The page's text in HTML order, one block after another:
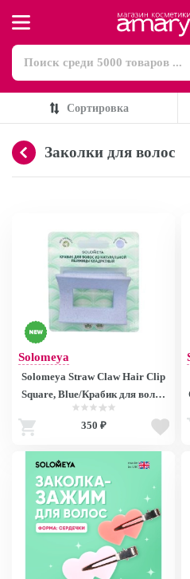
Сортировка
Заколки для волос
Solomeya
Solomeya Straw Claw Hair Clip
Square, Blue/Крабик для волос
из натуральной пшеницы
Квадратный, цвет Голубой
350 ₽